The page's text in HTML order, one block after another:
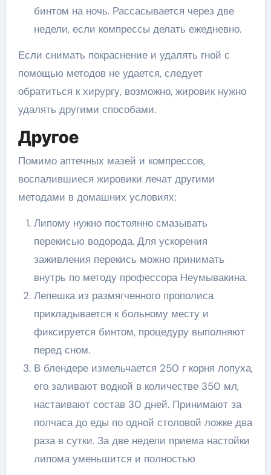
бинтом на ночь. Рассасывается через две
недели, если компрессы делать ежедневно.
Если снимать покраснение и удалять гной с
помощью методов не удается, следует
обратиться к хирургу, возможно, жировик нужно
удалять другими способами.
Другое
Помимо аптечных мазей и компрессов,
воспалившиеся жировики лечат другими
методами в домашних условиях:
Липому нужно постоянно смазывать
перекисью водорода. Для ускорения
заживления перекись можно принимать
внутрь по методу профессора Неумывакина.
Лепешка из размягченного прополиса
прикладывается к больному месту и
фиксируется бинтом, процедуру выполняют
перед сном.
В блендере измельчается 250 г корня лопуха,
его заливают водкой в количестве 350 мл,
настаивают состав 30 дней. Принимают за
полчаса до еды по одной столовой ложке два
раза в сутки. За две недели приема настойки
липома уменьшится и полностью